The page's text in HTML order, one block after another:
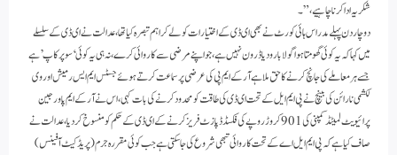
شکریہ ادا کرنا چاہیے،”۔
دو چار دن پہلے مدراس ہائی کورٹ نے بھی ای ڈی کے اختیارات کو لے کر اہم تبصرہ کیا تھا،عدالت نے ای ڈی کے سلسلے
میں کہا کہ یہ کوئی گھومتا ہوا گولا بارود یا ڈرون نہیں ہے،جو اپنے مرضی سے کاروائی کرے، نہ ہی یہ کوئی ‘سوپر کاپ’ ہے
جسے ہر معاملے کی جانچ کرنے کا حق ملا ہے آرکے ایم پی کی عرضی پر سماعت کرتے ہوئے جسٹس ایم ایس رمیش اور وی
لکشمی نارائن کی بینچ نے پی ایم ایل کے تحت ای ڈی کی طاقت کو محدود کرنے کی بات کہی،اس نے آر کے ایم پاور جین
پرائیویٹ لمیٹڈ کمپنی کی 901 کروڑ روپے کی فکسڈ ڈپازٹ فریز کرنے کے ای ڈی کے حکم کو منسوخ کردیا، عدالت نے
صاف کیا ہے کہ پی ایم ایل اے کے تحت کاروائی تبھی شروع کی جا سکتی ہے جب کوئی مقررہ جرم (پریڈ کیٹ آفینس)